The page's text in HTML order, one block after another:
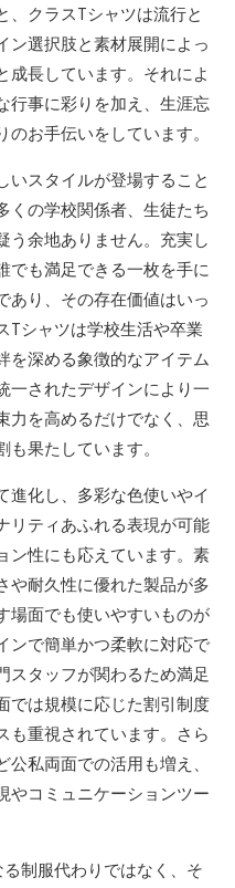
、クラスTシャツは流行と
ン選択肢と素材展開によっ
成長しています。それによ
行事に彩りを加え、生涯忘
お手伝いをしています。
いスタイルが登場すること
くの学校関係者、生徒たち
う余地ありません。充実し
でも満足できる一枚を手に
あり、その存在価値はいっ
Tシャツは学校生活や卒業
を深める象徴的なアイテム
一されたデザインにより一
力を高めるだけでなく、思
果たしています。
進化し、多彩な色使いやイ
リティあふれる表現が可能
ン性にも応えています。素
や耐久性に優れた製品が多
場面でも使いやすいものが
ンで簡単かつ柔軟に対応で
スタッフが関わるため満足
では規模に応じた割引制度
も重視されています。さら
私両面での活用も増え、
やコミュニケーションツー
制服代わりではなく、そ